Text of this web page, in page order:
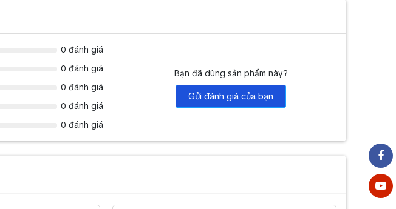
0 đánh giá
0 đánh giá
0 đánh giá
0 đánh giá
0 đánh giá
Bạn đã dùng sản phẩm này?
Gửi đánh giá của bạn